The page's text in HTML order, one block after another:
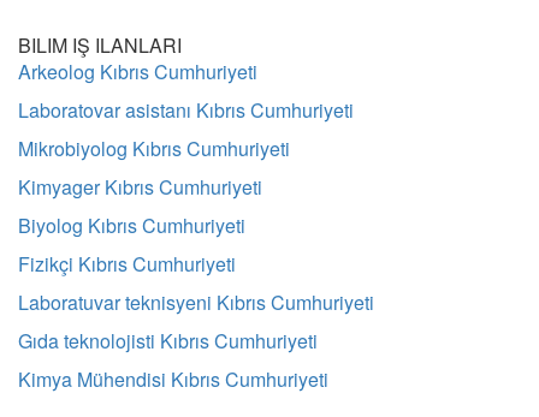
BILIM IŞ ILANLARI
Arkeolog Kıbrıs Cumhuriyeti
Laboratovar asistanı Kıbrıs Cumhuriyeti
Mikrobiyolog Kıbrıs Cumhuriyeti
Kimyager Kıbrıs Cumhuriyeti
Biyolog Kıbrıs Cumhuriyeti
Fizikçi Kıbrıs Cumhuriyeti
Laboratuvar teknisyeni Kıbrıs Cumhuriyeti
Gıda teknolojisti Kıbrıs Cumhuriyeti
Kimya Mühendisi Kıbrıs Cumhuriyeti